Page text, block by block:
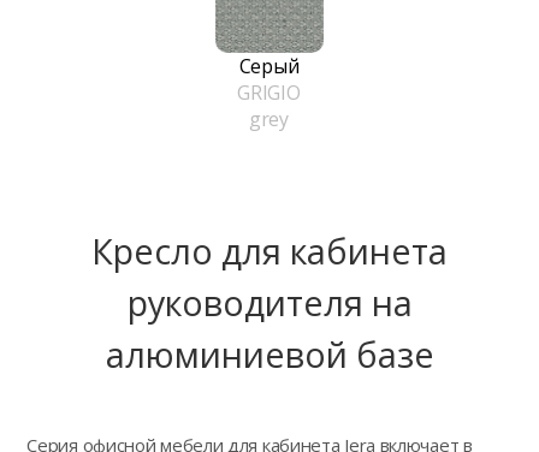
Серый
GRIGIO
grey
Кресло для кабинета
руководителя на
алюминиевой базе
Серия офисной мебели для кабинета Jera включает в